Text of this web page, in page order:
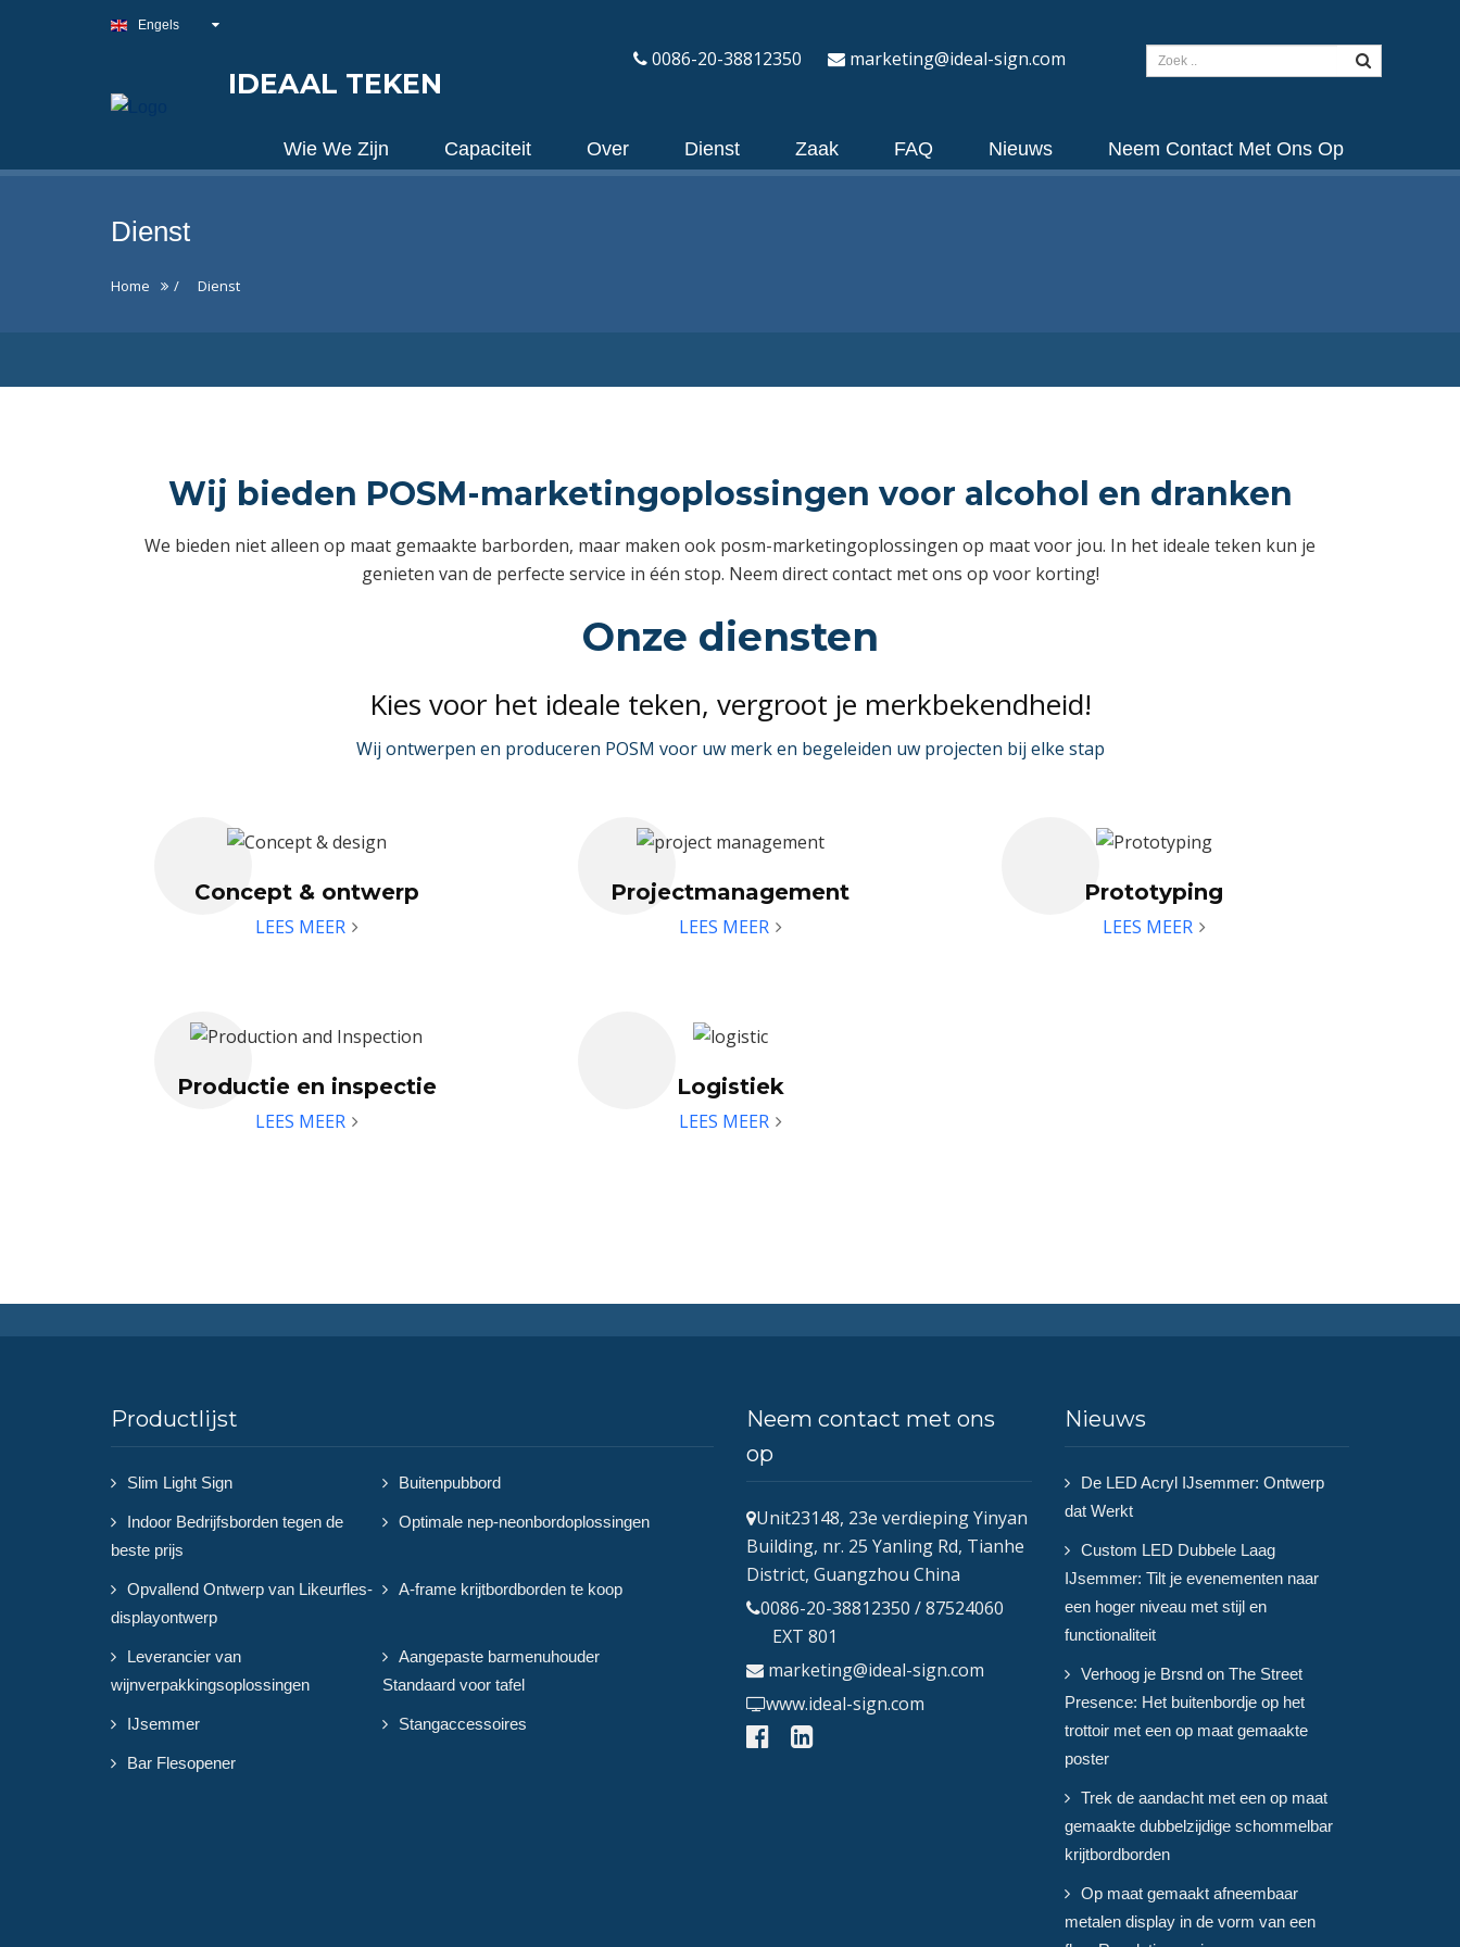
Engels
IDEAAL TEKEN
0086-20-38812350 marketing@ideal-sign.com
Wie We Zijn Capaciteit Over Dienst Zaak FAQ Nieuws Neem Contact Met Ons Op
Dienst
Home Dienst
Wij bieden POSM-marketingoplossingen voor alcohol en dranken
We bieden niet alleen op maat gemaakte barborden, maar maken ook posm-marketingoplossingen op maat voor jou. In het ideale teken kun je
genieten van de perfecte service in één stop. Neem direct contact met ons op voor korting!
Onze diensten
Kies voor het ideale teken, vergroot je merkbekendheid!
Wij ontwerpen en produceren POSM voor uw merk en begeleiden uw projecten bij elke stap
Concept & ontwerp
LEES MEER
Projectmanagement
LEES MEER
Prototyping
LEES MEER
Productie en inspectie
LEES MEER
Logistiek
LEES MEER
Productlijst
Slim Light Sign Buitenpubbord
Indoor Bedrijfsborden tegen de
beste prijs
Optimale nep-neonbordoplossingen
Opvallend Ontwerp van Likeurfles-
displayontwerp
A-frame krijtbordborden te koop
Leverancier van
wijnverpakkingsoplossingen
Aangepaste barmenuhouder
Standaard voor tafel
IJsemmer Stangaccessoires
Bar Flesopener
Neem contact met ons
op
Unit23148, 23e verdieping Yinyan
Building, nr. 25 Yanling Rd, Tianhe
District, Guangzhou China
0086-20-38812350 / 87524060
EXT 801
marketing@ideal-sign.com
www.ideal-sign.com
Nieuws
De LED Acryl IJsemmer: Ontwerp
dat Werkt
Custom LED Dubbele Laag
IJsemmer: Tilt je evenementen naar
een hoger niveau met stijl en
functionaliteit
Verhoog je Brsnd on The Street
Presence: Het buitenbordje op het
trottoir met een op maat gemaakte
poster
Trek de aandacht met een op maat
gemaakte dubbelzijdige schommelbar
krijtbordborden
Op maat gemaakt afneembaar
metalen display in de vorm van een